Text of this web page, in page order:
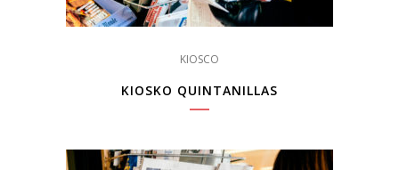
KIOSCO
KIOSKO QUINTANILLAS